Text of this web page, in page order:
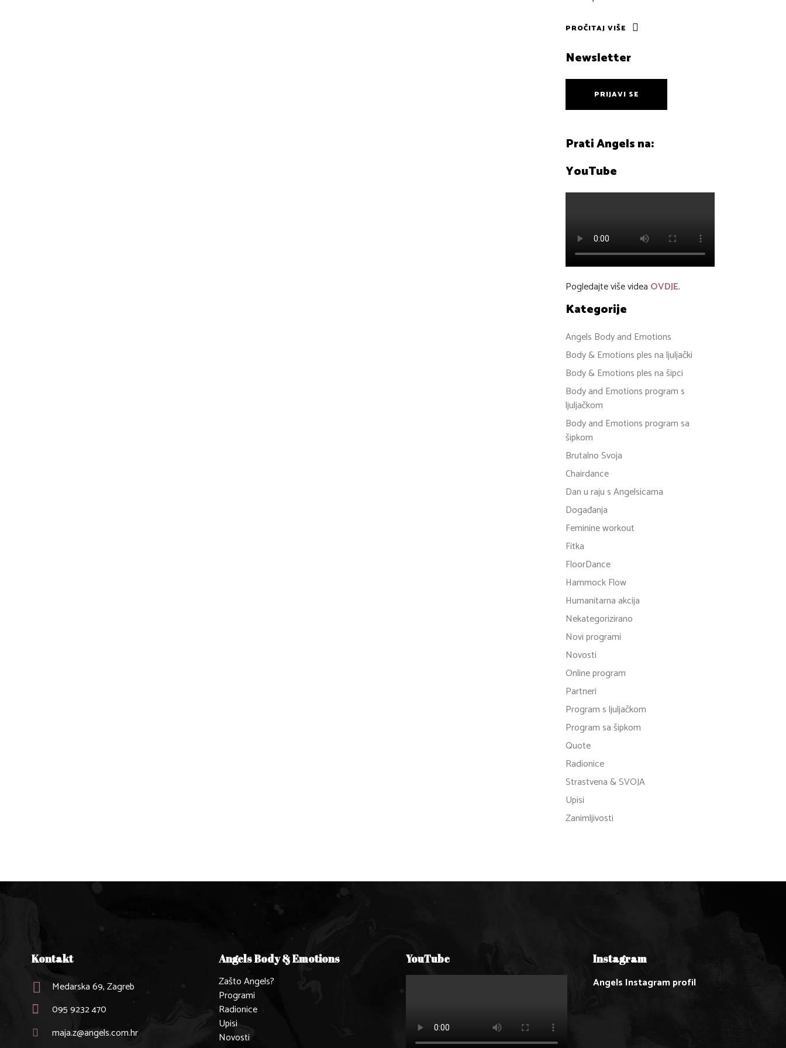
PROČITAJ VIŠE
Newsletter
PRIJAVI SE
Prati Angels na:
YouTube
Pogledajte više videa OVDJE.
Kategorije
Angels Body and Emotions
Body & Emotions ples na ljuljački
Body & Emotions ples na šipci
Body and Emotions program s
ljuljačkom
Body and Emotions program sa
šipkom
Brutalno Svoja
Chairdance
Dan u raju s Angelsicama
Događanja
Feminine workout
Fitka
FloorDance
Hammock Flow
Humanitarna akcija
Nekategorizirano
Novi programi
Novosti
Online program
Partneri
Program s ljuljačkom
Program sa šipkom
Quote
Radionice
Strastvena & SVOJA
Upisi
Zanimljivosti
Kontakt
Medarska 69, Zagreb
095 9232 470
maja.z@angels.com.hr
Angels Body & Emotions
Zašto Angels?
Programi
Radionice
Upisi
Novosti
YouTube Instagram
Angels Instagram profil